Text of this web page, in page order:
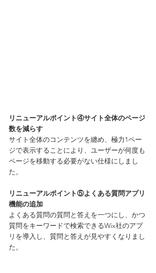
リニューアルポイント④サイト全体のページ
数を減らす
サイト全体のコンテンツを纏め、極力1ペー
ジで表示することにより、ユーザーが何度も
ページを移動する必要がない仕様にしまし
た。
リニューアルポイント⑤よくある質問アプリ
機能の追加
よくある質問の質問と答えを一つにし、かつ
質問をキーワードで検索できるWix社のアプ
リを導入し、質問と答えが見やすくなりまし
た。